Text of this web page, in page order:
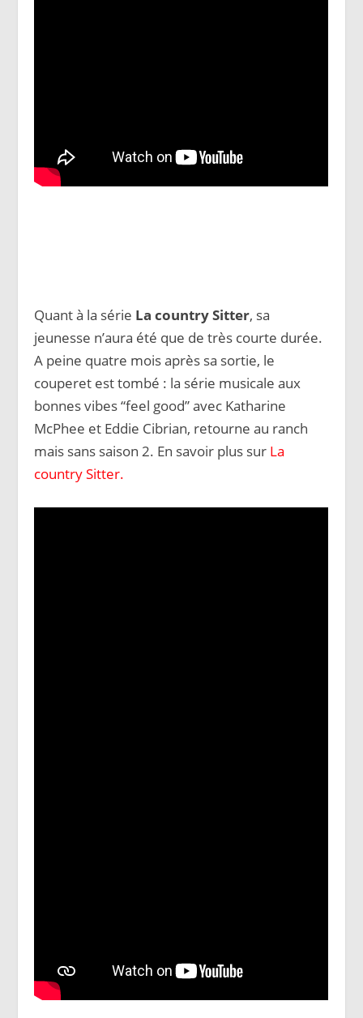
Quant à la série La country Sitter, sa
jeunesse n’aura été que de très courte durée.
A peine quatre mois après sa sortie, le
couperet est tombé : la série musicale aux
bonnes vibes “feel good” avec Katharine
McPhee et Eddie Cibrian, retourne au ranch
mais sans saison 2. En savoir plus sur La
country Sitter.